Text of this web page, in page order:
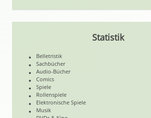
Statistik
Belletristik
Sachbücher
Audio-Bücher
Comics
Spiele
Rollenspiele
Elektronische Spiele
Musik